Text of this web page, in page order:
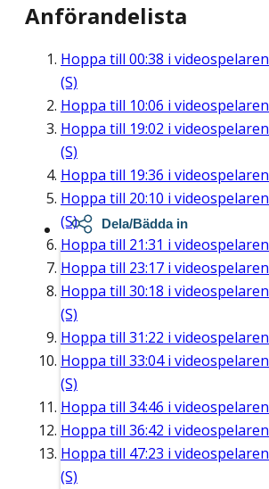
Anförandelista
Hoppa till 00:38 i videospelaren
(S)
Hoppa till 10:06 i videospelaren
Hoppa till 19:02 i videospelaren
(S)
Hoppa till 19:36 i videospelaren
Hoppa till 20:10 i videospelaren
(S)
Hoppa till 21:31 i videospelaren
Hoppa till 23:17 i videospelaren
Hoppa till 30:18 i videospelaren
(S)
Hoppa till 31:22 i videospelaren
Hoppa till 33:04i videospelaren
(S)
Hoppa till 34:46 i videospelaren
Hoppa till 36:42 i videospelaren
Hoppa till 47:23 i videospelaren
(S)
Dela/Bädda in